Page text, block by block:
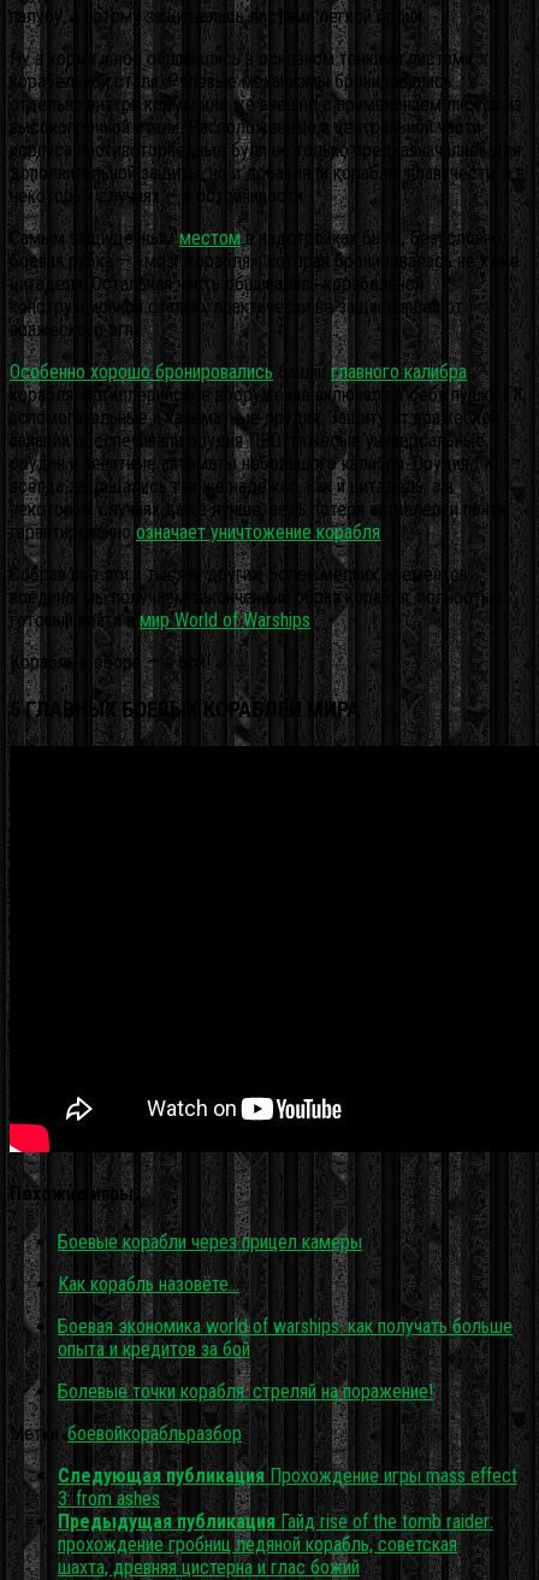
палубу, а потому защищались листами лёгкой брони.
Ну а корма и нос обшивались в основном тонкими листами
корабельной стали. Рулевые механизмы бронировались
отдельно внутри кормы или же внешне с применением листов из
высокопрочной стали. Расположенные в центральной части
корпуса противоторпедные були не только предназначались для
дополнительной защиты, но и добавляли кораблю плавучести, а в
некоторых случаях — и остойчивости.
Самым защищённымместомв надстройках была, безусловно,
боевая рубка — «мозг корабля», которая бронировалась не хуже
цитадели. Остальная часть обшивалась корабельной
конструкционной сталью, практически не защищавшей от
вражеского огня.
Особенно хорошо бронировались башни главного калибра
корабля. Артиллерийское вооружение включало в себя пушки ГК,
вспомогательные и казематные орудия. Защиту от вражеской
авиации обеспечивали орудия ПВО: тяжёлые универсальные
орудия и зенитные автоматы небольшого калибра. Орудия ГК
всегда защищались так же надёжно, как и цитадель, а в
некоторых случаях даже лучше, ведь потеря артиллерии почти
гарантированно означает уничтожение корабля
Собрав все эти и тысячи других, более мелких элементов
воедино, мы получаем законченный образ корабля, полностью
готовый войти в мир World of Warships
Корабль в сборе — в бой!
5 ГЛАВНЫХ БОЕВЫХ КОРАБЛЕЙ МИРА
Похожие игры…
Боевые корабли через прицел камеры
Как корабль назовёте…
Боевая экономика world of warships. как получать больше
опыта и кредитов за бой
Болевые точки корабля. стреляй на поражение!
Метки: боевойкорабльразбор
Следующая публикация Прохождение игры mass effect
3: from ashes
Предыдущая публикация Гайд rise of the tomb raider:
прохождение гробниц ледяной корабль, советская
шахта, древняя цистерна и глас божий